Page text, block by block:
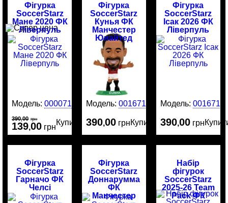
Фігурка
SoccerStarz
Мане 2020 ФК
Ліверпуль
Модель:00007184
390,00 грн
139,00 грн
Купити
Фігурка
SoccerStarz
Кунья ФК
Манчестер
Юнайтед
Модель:0016717
390,00 грнКупити
Фігурка
SoccerStarz
Ісак 2026 ФК
Ліверпуль
Модель: 0016716
390,00 грн
Фігурка
SoccerStarz
Гарначо ФК
Челсі
Фігурка
SoccerStarz
Доннарумма
ФК
Манчестер
Набір
фігурок
SoccerStarz
2025-26 Team
Pack ФК